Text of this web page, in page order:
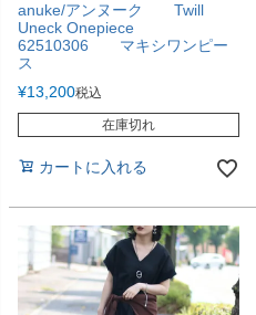
anuke/アンヌーク Twill
Uneck Onepiece
62510306 マキシワンピー
ス
¥13,200税込
在庫切れ
カートに入れる